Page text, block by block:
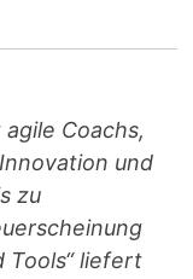
Coachs,
und
zu
Tools“ liefert